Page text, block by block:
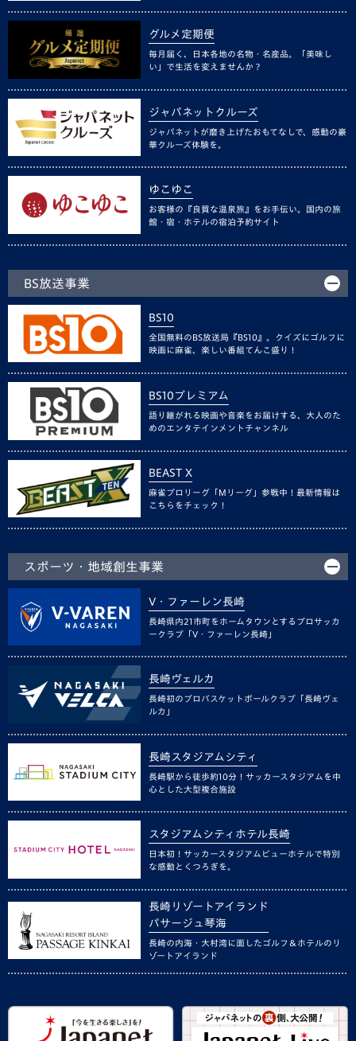
グルメ定期便
毎月届く、日本各地の名物・名産品。「美味し
い」で生活を変えませんか？
ジャパネットクルーズ
ジャパネットが磨き上げたおもてなしで、感動の豪
華クルーズ体験を。
ゆこゆこ
お客様の『良質な温泉旅』をお手伝い。国内の旅
館・宿・ホテルの宿泊予約サイト
BS放送事業
BS10
全国無料のBS放送局『BS10』。クイズにゴルフに
映画に麻雀、楽しい番組てんこ盛り！
BS10プレミアム
語り継がれる映画や音楽をお届けする、大人のた
めのエンタテインメントチャンネル
BEAST X
麻雀プロリーグ「Mリーグ」参戦中！最新情報は
こちらをチェック！
スポーツ・地域創生事業
V・ファーレン長崎
長崎県内21市町をホームタウンとするプロサッカ
ークラブ「V・ファーレン長崎」
長崎ヴェルカ
長崎初のプロバスケットボールクラブ「長崎ヴェ
ルカ」
長崎スタジアムシティ
長崎駅から徒歩約10分！サッカースタジアムを中
心とした大型複合施設
スタジアムシティホテル長崎
日本初！サッカースタジアムビューホテルで特別
な感動とくつろぎを。
長崎リゾートアイランド
パサージュ琴海
長崎の内海・大村湾に面したゴルフ＆ホテルのリ
ゾートアイランド